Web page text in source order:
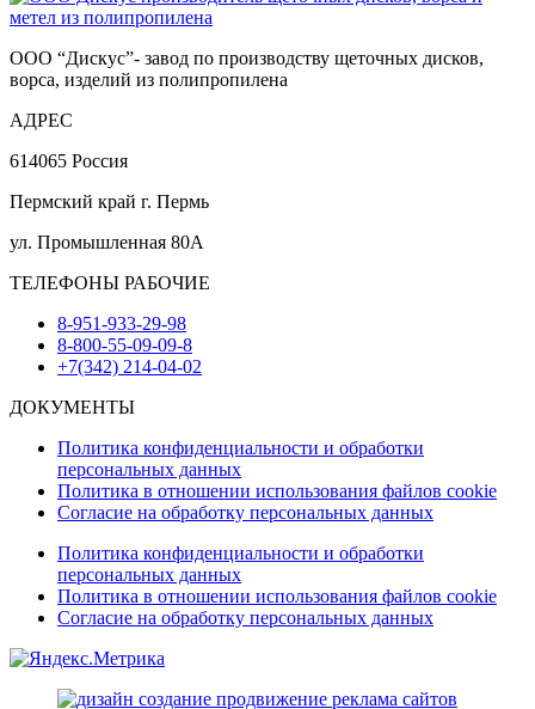
ООО “Дискус”- завод по производству щеточных дисков,
ворса, изделий из полипропилена
АДРЕС
614065 Россия
Пермский край г. Пермь
ул. Промышленная 80А
ТЕЛЕФОНЫ РАБОЧИЕ
8-951-933-29-98
8-800-55-09-09-8
+7(342) 214-04-02
ДОКУМЕНТЫ
Политика конфиденциальности и обработки
персональных данных
Политика в отношении использования файлов cookie
Согласие на обработку персональных данных
Политика конфиденциальности и обработки
персональных данных
Политика в отношении использования файлов cookie
Согласие на обработку персональных данных